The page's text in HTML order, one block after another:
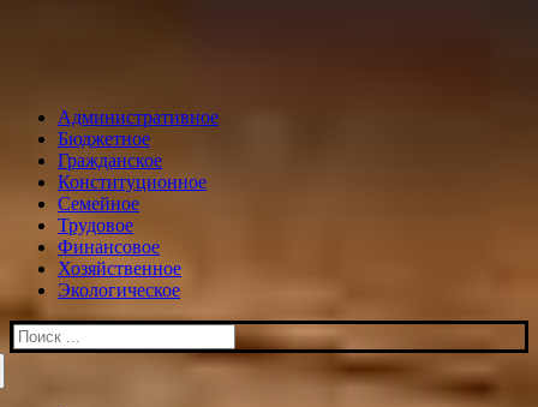
Административное
Бюджетное
Гражданское
Конституционное
Семейное
Трудовое
Финансовое
Хозяйственное
Экологическое
Искать: